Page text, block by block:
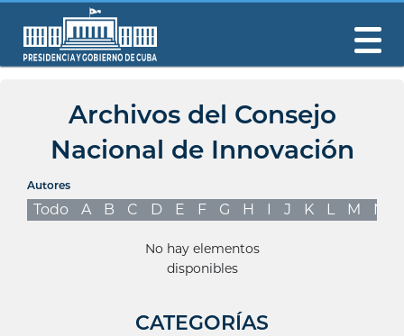
Archivos del Consejo
Nacional de Innovación
Autores
Todo A B C D E F G H I J K L M N
No hay elementos
disponibles
CATEGORÍAS